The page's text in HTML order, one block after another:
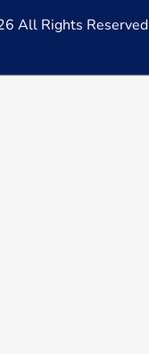
All Rights Reserved